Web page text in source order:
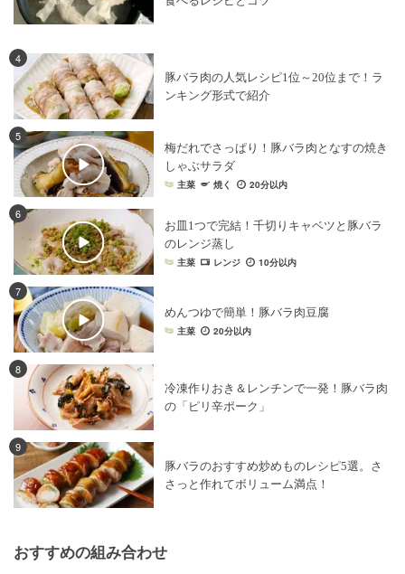
4
豚バラ肉の人気レシピ1位～20位まで！ラ
ンキング形式で紹介
5
梅だれでさっぱり！豚バラ肉となすの焼き
しゃぶサラダ
主菜 焼く 20分以内
6
お皿1つで完結！千切りキャベツと豚バラ
のレンジ蒸し
主菜 レンジ 10分以内
7
めんつゆで簡単！豚バラ肉豆腐
主菜 20分以内
8
冷凍作りおき＆レンチンで一発！豚バラ肉
の「ピリ辛ポーク」
9
豚バラのおすすめ炒めものレシピ5選。さ
さっと作れてボリューム満点！
おすすめの組み合わせ